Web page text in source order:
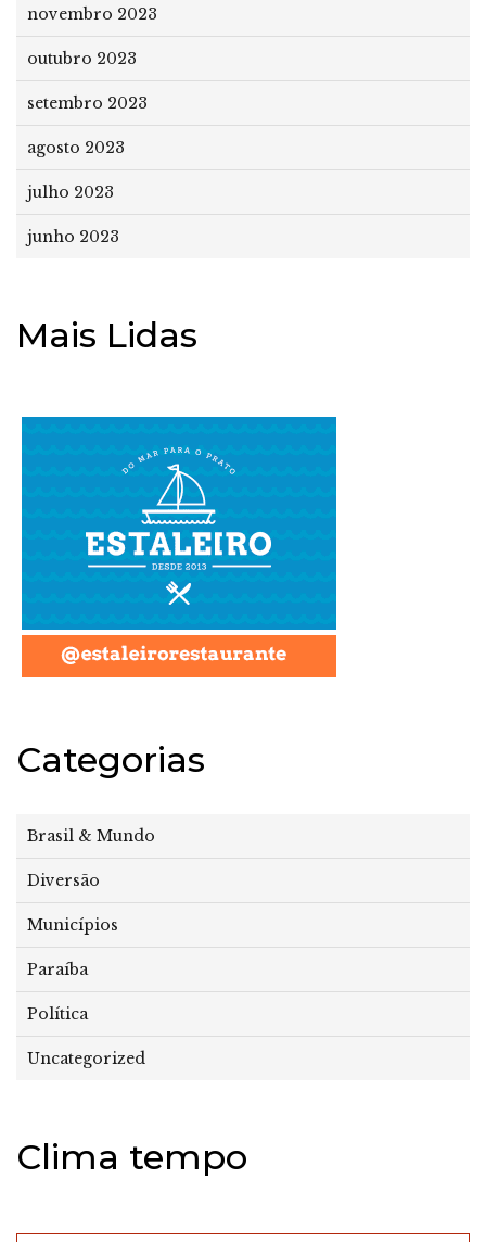
novembro 2023
outubro 2023
setembro 2023
agosto 2023
julho 2023
junho 2023
Mais Lidas
Categorias
Brasil & Mundo
Diversão
Municípios
Paraíba
Política
Uncategorized
Clima tempo